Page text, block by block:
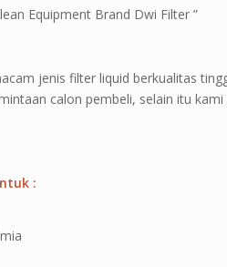
Equipment Brand Dwi Filter ”
jenis filter liquid berkualitas
calon pembeli, selain itu
: